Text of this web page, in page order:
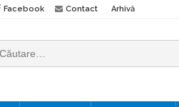
Facebook Contact Arhivă